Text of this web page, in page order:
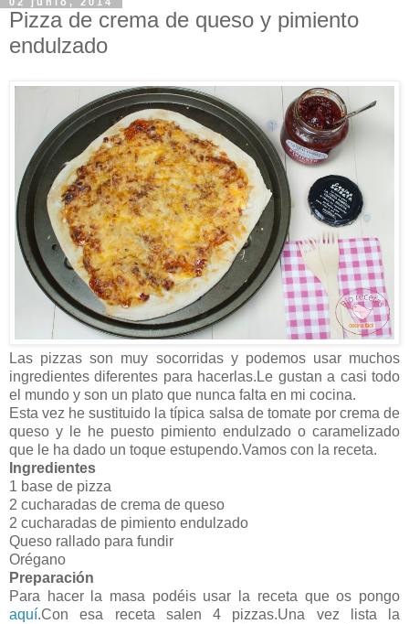
Pizza de crema de queso y pimiento
endulzado
Las pizzas son muy socorridas y podemos usar muchos
ingredientes diferentes para hacerlas.Le gustan a casi todo
el mundo y son un plato que nunca falta en mi cocina.
Esta vez he sustituido la típica salsa de tomate por crema de
queso y le he puesto pimiento endulzado o caramelizado
que le ha dado un toque estupendo.Vamos con la receta.
Ingredientes
1 base de pizza
2 cucharadas de crema de queso
2 cucharadas de pimiento endulzado
Queso rallado para fundir
Orégano
Preparación
Para hacer la masa podéis usar la receta que os pongo
aquí.Con esa receta salen 4 pizzas.Una vez lista la